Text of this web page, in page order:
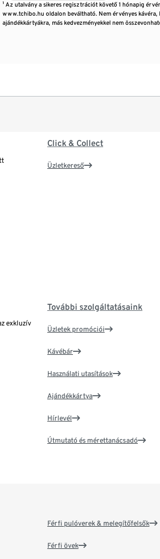
¹ Az utalvány a sikeres regisztrációt követő 1 hónapig
www.tchibo.hu oldalon beváltható. Nem érvényes kávéra,
ajándékkártyákra, más kedvezményekkel nem
Click & Collect
Üzletkereső
exkluzív
További szolgáltatásaink
Üzletek promóciói
Kávébár
Használati utasítások
Ajándékkártya
Hírlevél
Útmutató és mérettanácsadó
Férfi pulóverek & melegítőfelsők
Férfi övek